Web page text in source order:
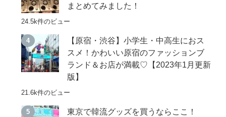
まとめてみました！
24.5k件のビュー
【原宿・渋谷】小学生・中高生におス
スメ！かわいい原宿のファッションブ
ランド＆お店が満載♡【2023年1月更新
版】
21.6k件のビュー
東京で韓流グッズを買うならここ！